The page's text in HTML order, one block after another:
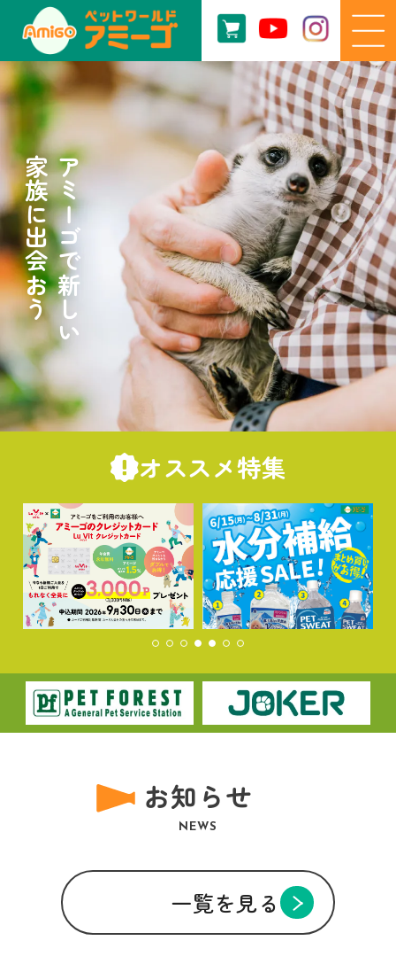
アミーゴで新しい
家族に出会おう
オススメ特集
お知らせ
NEWS
一覧を見る